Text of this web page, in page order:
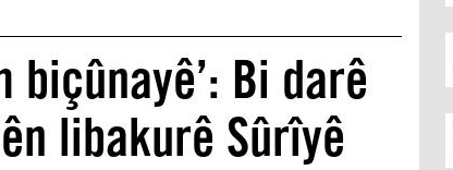
Bi darê
libakurê Sûrîyê